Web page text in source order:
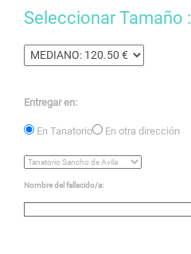
Seleccionar Tamaño :
Entregar en:
En Tanatorio En otra dirección
Nombre del fallecido/a: